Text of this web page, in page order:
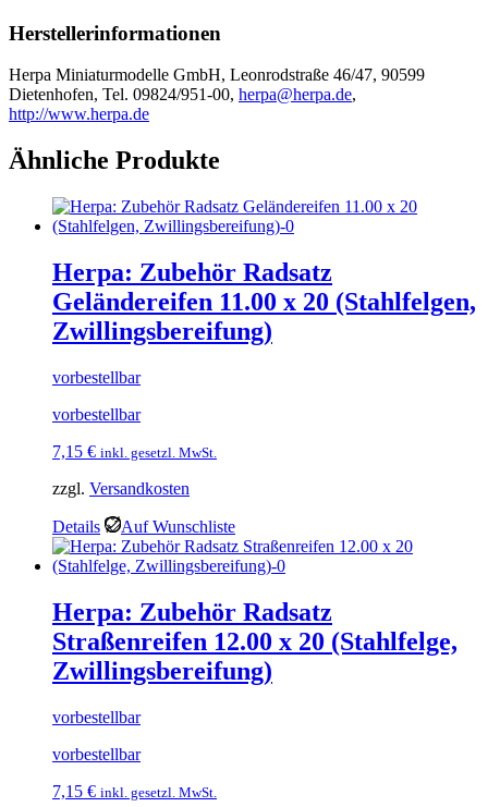
Herstellerinformationen
Herpa Miniaturmodelle GmbH, Leonrodstraße 46/47, 90599
Dietenhofen, Tel. 09824/951-00, herpa@herpa.de,
http://www.herpa.de
Ähnliche Produkte
Herpa: Zubehör Radsatz
Geländereifen 11.00 x 20 (Stahlfelgen,
Zwillingsbereifung)
vorbestellbar
vorbestellbar
7,15 € inkl. gesetzl. MwSt.
zzgl. Versandkosten
Details Auf Wunschliste
Herpa: Zubehör Radsatz
Straßenreifen 12.00 x 20 (Stahlfelge,
Zwillingsbereifung)
vorbestellbar
vorbestellbar
7,15 € inkl. gesetzl. MwSt.